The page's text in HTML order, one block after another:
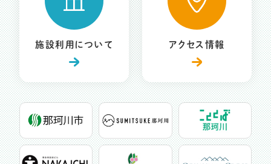
施設利用について アクセス情報